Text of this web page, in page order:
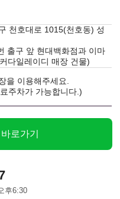
천호대로 1015(천호동) 성
출구 앞 현대백화점과 이마
다일레이디 매장 건물)
을 이용해주세요.
주차가 가능합니다.)
로가기
후6:30